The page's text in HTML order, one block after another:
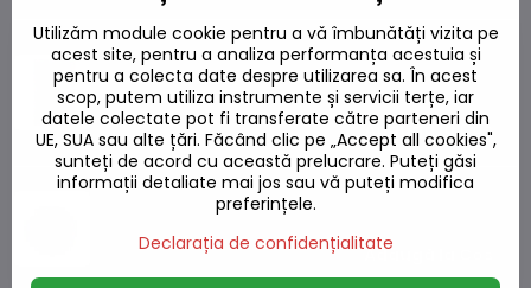
Orez Basmati Tilda 1kg
Pe stoc
47,23 L Adaugă la Coș
Orez alb fiert la microunde 210g
10,02 L Adaugă la Coș
Utilizăm module cookie pentru a vă îmbunătăți vizita pe
acest site, pentru a analiza performanța acestuia și
pentru a colecta date despre utilizarea sa. În acest
scop, putem utiliza instrumente și servicii terțe, iar
datele colectate pot fi transferate către parteneri din
UE, SUA sau alte țări. Făcând clic pe „Accept all cookies",
sunteți de acord cu această prelucrare. Puteți găsi
informații detaliate mai jos sau vă puteți modifica
preferințele.
Declarația de confidențialitate